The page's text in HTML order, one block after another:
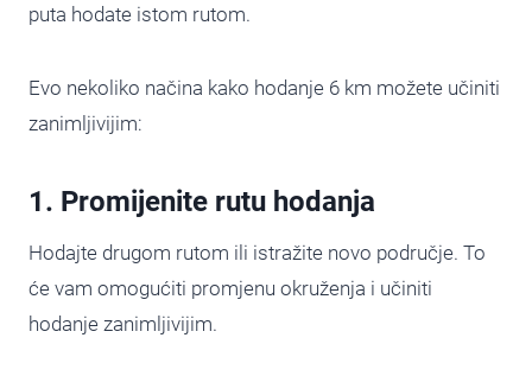
puta hodate istom rutom.
Evo nekoliko načina kako hodanje 6 km možete učiniti
zanimljivijim:
1. Promijenite rutu hodanja
Hodajte drugom rutom ili istražite novo područje. To
će vam omogućiti promjenu okruženja i učiniti
hodanje zanimljivijim.